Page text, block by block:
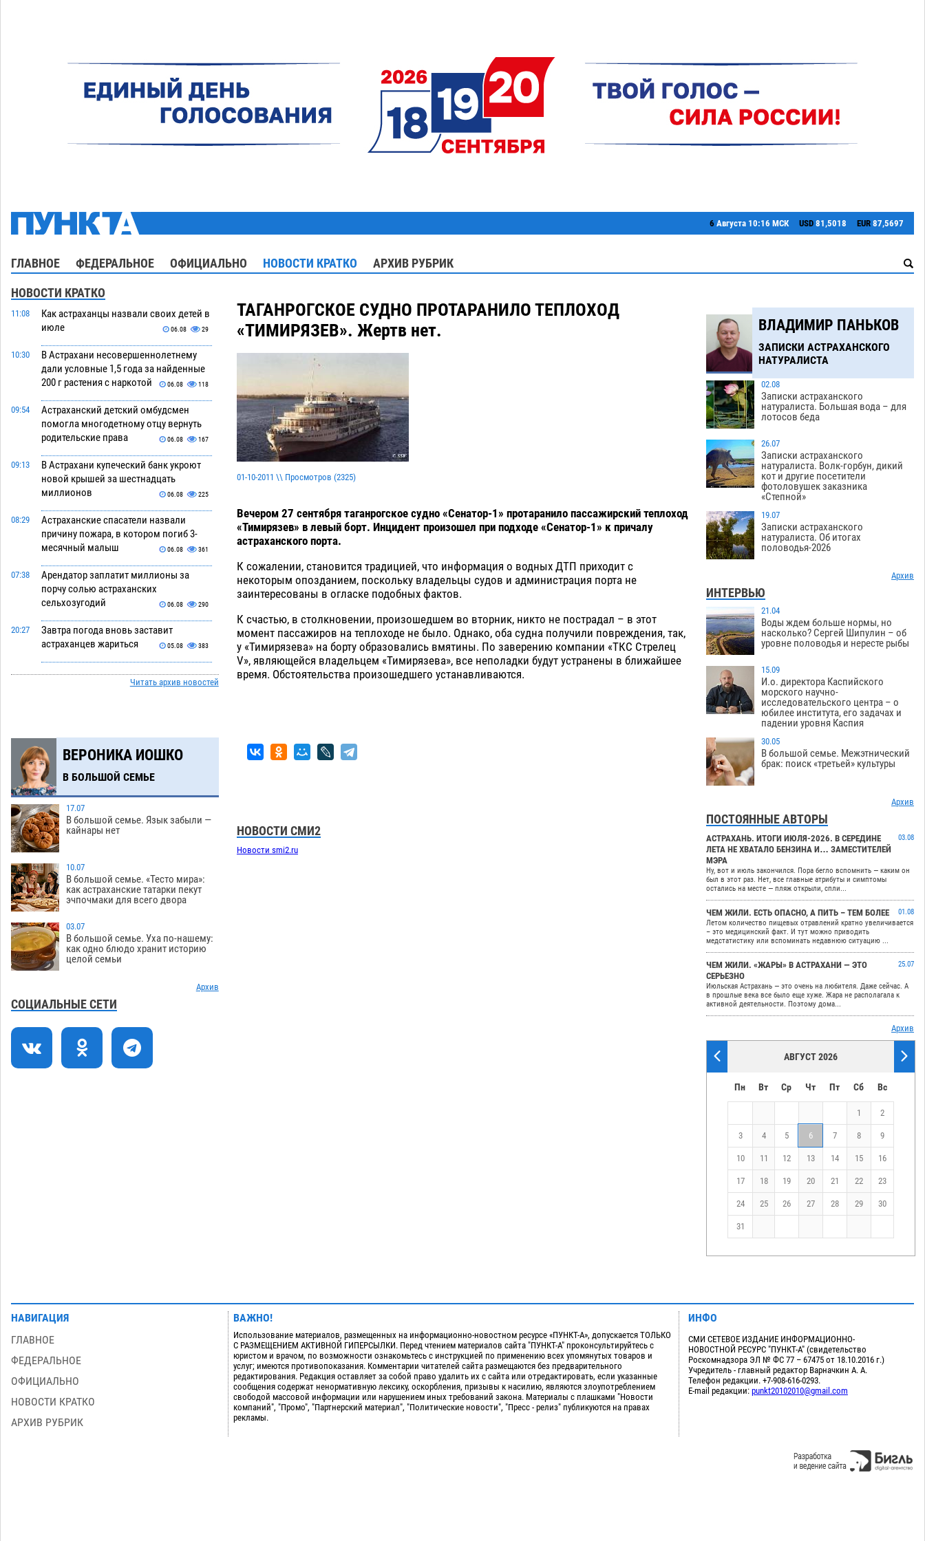
6 Августа 10:16 МСК USD 81,5018 EUR 87,5697
ГЛАВНОЕ ФЕДЕРАЛЬНОЕ ОФИЦИАЛЬНО НОВОСТИ КРАТКО АРХИВ РУБРИК
НОВОСТИ КРАТКО
11:08
Как астраханцы назвали своих детей в
июле
06.08 29
10:30
В Астрахани несовершеннолетнему
дали условные 1,5 года за найденные
200 г растения с наркотой
06.08 118
09:54
Астраханский детский омбудсмен
помогла многодетному отцу вернуть
родительские права
06.08 167
09:13
В Астрахани купеческий банк укроют
новой крышей за шестнадцать
миллионов
06.08 225
08:29
Астраханские спасатели назвали
причину пожара, в котором погиб 3-
месячный малыш
06.08 361
07:38
Арендатор заплатит миллионы за
порчу солью астраханских
сельхозугодий
06.08 290
20:27
Завтра погода вновь заставит
астраханцев жариться
05.08 383
Уникальные артефакты Золотой Орды
выставили в астраханском музее
после ДТП у «Алимпика» в Астрахани
05.08
16:31
Всероссийская летняя перепись
воробьев стартует в Астрахани
15:58
Астраханские пожарные поезда с
начала года десять раз выезжали на
борьбу с огнем
15:14
Гость из Чечни утонул в реке под
Астраханью
05.08
14:38
Попытка спасти знакомого привела
трех астраханок под уголовную статью
пересели на электромобили
13:23
Глава крупного астраханского города
поставил жителей перед непростым
выбором
Читать архив новостей
ВЕРОНИКА ИОШКО
В БОЛЬШОЙ СЕМЬЕ
17.07
В большой семье. Язык забыли —
кайнары нет
10.07
В большой семье. «Тесто мира»:
как астраханские татарки пекут
эчпочмаки для всего двора
03.07
В большой семье. Уха по-нашему:
как одно блюдо хранит историю
целой семьи
Архив
СОЦИАЛЬНЫЕ СЕТИ
ТАГАНРОГСКОЕ СУДНО ПРОТАРАНИЛО ТЕПЛОХОД
«ТИМИРЯЗЕВ». Жертв нет.
01-10-2011 \\ Просмотров (2325)
Вечером 27 сентября таганрогское судно «Сенатор-1» протаранило пассажирский теплоход
«Тимирязев» в левый борт. Инцидент произошел при подходе «Сенатор-1» к причалу
астраханского порта.
К сожалении, становится традицией, что информация о водных ДТП приходит с
некоторым опозданием, поскольку владельцы судов и администрация порта не
заинтересованы в огласке подобных фактов.
К счастью, в столкновении, произошедшем во вторник, никто не пострадал – в этот
момент пассажиров на теплоходе не было. Однако, оба судна получили повреждения, так,
у «Тимирязева» на борту образовались вмятины. По заверению компании «ТКС Стрелец
V», являющейся владельцем «Тимирязева», все неполадки будут устранены в ближайшее
время. Обстоятельства произошедшего устанавливаются.
НОВОСТИ СМИ2
Новости smi2.ru
ВЛАДИМИР ПАНЬКОВ
ЗАПИСКИ АСТРАХАНСКОГО
НАТУРАЛИСТА
02.08
Записки астраханского
натуралиста. Большая вода – для
лотосов беда
26.07
Записки астраханского
натуралиста. Волк-горбун, дикий
кот и другие посетители
фотоловушек заказника
«Степной»
19.07
Записки астраханского
натуралиста. Об итогах
половодья-2026
Архив
ИНТЕРВЬЮ
21.04
Воды ждем больше нормы, но
насколько? Сергей Шипулин – об
уровне половодья и нересте рыбы
15.09
И.о. директора Каспийского
морского научно-
исследовательского центра – о
юбилее института, его задачах и
падении уровня Каспия
30.05
В большой семье. Межэтнический
брак: поиск «третьей» культуры
Архив
ПОСТОЯННЫЕ АВТОРЫ
АСТРАХАНЬ. ИТОГИ ИЮЛЯ-2026. В СЕРЕДИНЕ
ЛЕТА НЕ ХВАТАЛО БЕНЗИНА И… ЗАМЕСТИТЕЛЕЙ
МЭРА
03.08
Ну, вот и июль закончился. Пора бегло вспомнить — каким он
был в этот раз. Нет, все главные атрибуты и симптомы
остались на месте — пляж открыли, спли...
ЧЕМ ЖИЛИ. ЕСТЬ ОПАСНО, А ПИТЬ – ТЕМ БОЛЕЕ
01.08
Летом количество пищевых отравлений кратно увеличивается
– это медицинский факт. И тут можно приводить
медстатистику или вспоминать недавнюю ситуацию ...
ЧЕМ ЖИЛИ. «ЖАРЫ» В АСТРАХАНИ — ЭТО
СЕРЬЕЗНО
25.07
Июльская Астрахань — это очень на любителя. Даже сейчас. А
в прошлые века все было еще хуже. Жара не располагала к
активной деятельности. Поэтому дома...
Архив
АВГУСТ 2026
Пн Вт Ср Чт Пт Сб Вс
1 2
3 4 5 6 7 8 9
10 11 12 13 14 15 16
17 18 19 20 21 22 23
24 25 26 27 28 29 30
31
НАВИГАЦИЯ
ГЛАВНОЕ
ФЕДЕРАЛЬНОЕ
ОФИЦИАЛЬНО
НОВОСТИ КРАТКО
АРХИВ РУБРИК
ВАЖНО!
Использование материалов, размещенных на информационно-новостном ресурсе «ПУНКТ-А», допускается ТОЛЬКО
С РАЗМЕЩЕНИЕМ АКТИВНОЙ ГИПЕРСЫЛКИ. Перед чтением материалов сайта "ПУНКТ-А" проконсультируйтесь с
юристом и врачом, по возможности ознакомьтесь с инструкцией по применению всех упомянутых товаров и
услуг; имеются противопоказания. Комментарии читателей сайта размещаются без предварительного
редактирования. Редакция оставляет за собой право удалить их с сайта или отредактировать, если указанные
сообщения содержат ненормативную лексику, оскорбления, призывы к насилию, являются злоупотреблением
свободой массовой информации или нарушением иных требований закона. Материалы с плашками "Новости
компаний", "Промо", "Партнерский материал", "Политические новости", "Пресс - релиз" публикуются на правах
рекламы.
ИНФО
СМИ СЕТЕВОЕ ИЗДАНИЕ ИНФОРМАЦИОННО-
НОВОСТНОЙ РЕСУРС "ПУНКТ-А" (свидетельство
Роскомнадзора ЭЛ № ФС 77 – 67475 от 18.10.2016 г.)
Учредитель - главный редактор Варначкин А. А.
Телефон редакции. +7-908-616-0293.
E-mail редакции: punkt20102010@gmail.com